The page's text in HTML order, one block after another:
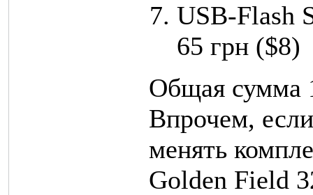
USB-Flash
65 грн ($8)
Общая сумма
Впрочем,
менять
Golden Field